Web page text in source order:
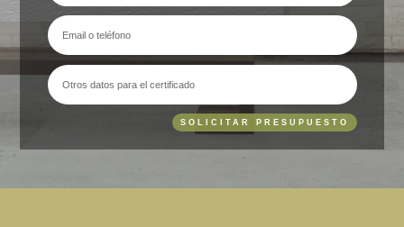
SOLICITAR PRESUPUESTO